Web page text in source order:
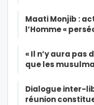
Maati Monjib :
l’Homme «
« Il n’y aura pas
que les
Dialogue inter-
réunion